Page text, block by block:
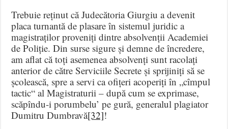
Trebuie reținut că Judecătoria Giurgiu a devenit
placa turnantă de plasare în sistemul juridic a
magistraților proveniți dintre absolvenții Academiei
de Poliție. Din surse sigure și demne de încredere,
am aflat că toți asemenea absolvenți sunt racolați
anterior de către Serviciile Secrete și sprijiniți să se
școlească, spre a servi ca ofițeri acoperiți în „cîmpul
tactic“ al Magistraturii – după cum se exprimase,
scăpîndu-i porumbelu’ pe gură, generalul plagiator
Dumitru Dumbravă[32]!